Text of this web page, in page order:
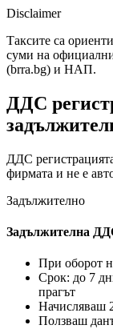
Disclaimer
Таксите са
суми на
(brra.bg) и НАП.
ДДС
ДДС
фирмата и не е
Задължително
Задължителна
При оборот
Срок: до 7
прагът
Начисляваш
Ползваш